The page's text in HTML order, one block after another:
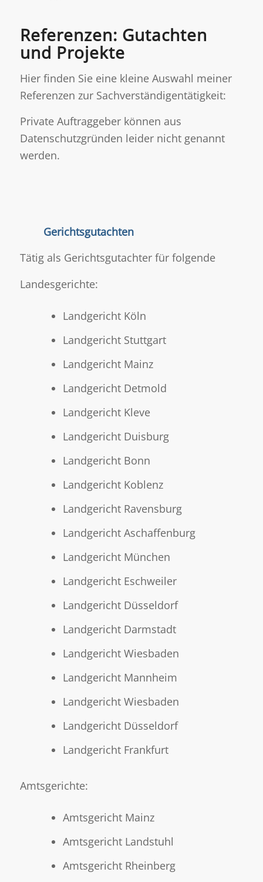
Referenzen: Gutachten
und Projekte
Hier finden Sie eine kleine Auswahl meiner
Referenzen zur Sachverständigentätigkeit:
Private Auftraggeber können aus
Datenschutzgründen leider nicht genannt
werden.
Gerichtsgutachten
Tätig als Gerichtsgutachter für folgende
Landesgerichte:
Landgericht Köln
Landgericht Stuttgart
Landgericht Mainz
Landgericht Detmold
Landgericht Kleve
Landgericht Duisburg
Landgericht Bonn
Landgericht Koblenz
Landgericht Ravensburg
Landgericht Aschaffenburg
Landgericht München
Landgericht Eschweiler
Landgericht Düsseldorf
Landgericht Darmstadt
Landgericht Wiesbaden
Landgericht Mannheim
Landgericht Wiesbaden
Landgericht Düsseldorf
Landgericht Frankfurt
Amtsgerichte:
Amtsgericht Mainz
Amtsgericht Landstuhl
Amtsgericht Rheinberg